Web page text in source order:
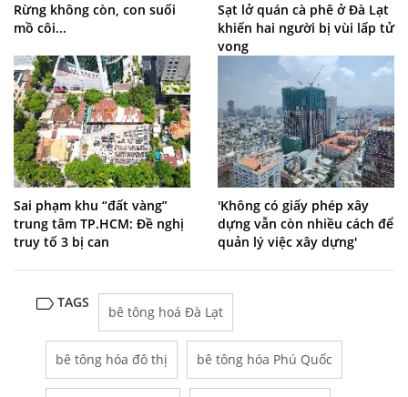
Rừng không còn, con suối
mồ côi...
Sạt lở quán cà phê ở Đà Lạt
khiến hai người bị vùi lấp tử
vong
Sai phạm khu “đất vàng”
trung tâm TP.HCM: Đề nghị
truy tố 3 bị can
'Không có giấy phép xây
dựng vẫn còn nhiều cách để
quản lý việc xây dựng'
TAGS
bê tông hoá Đà Lạt
bê tông hóa đô thị bê tông hóa Phú Quốc